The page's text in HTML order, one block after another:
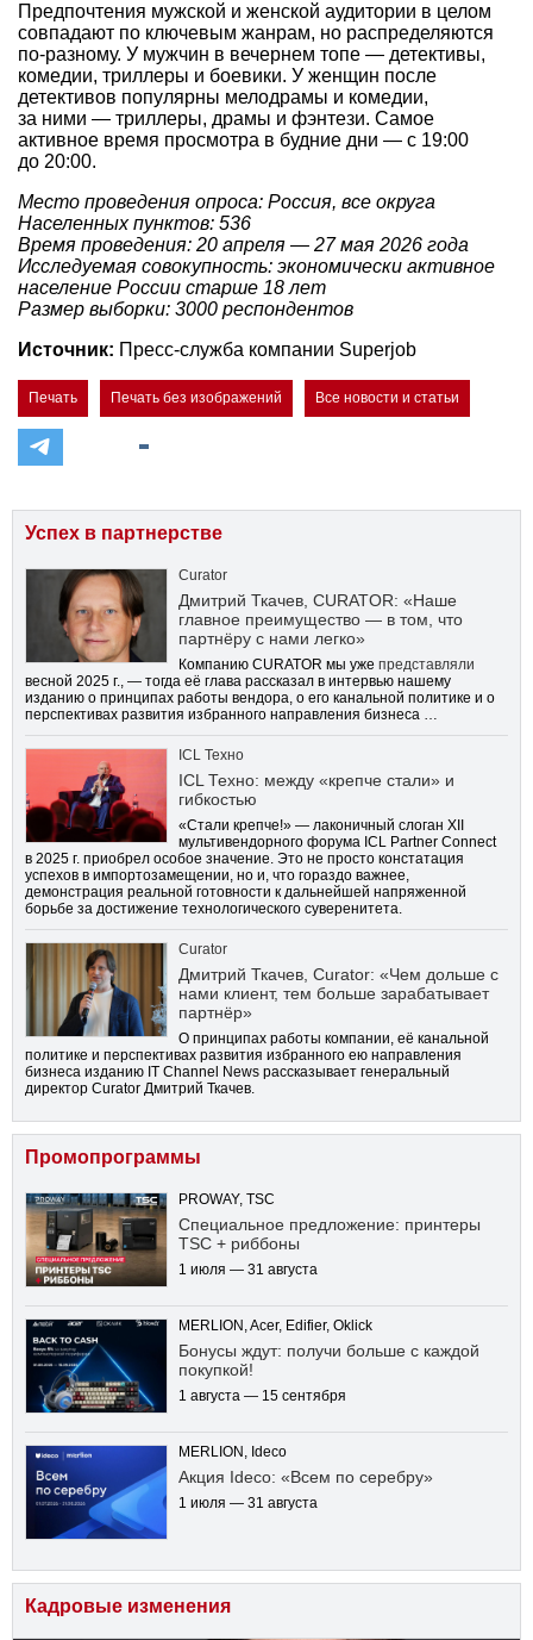
Предпочтения мужской и женской аудитории в целом
совпадают по ключевым жанрам, но распределяются
по-разному. У мужчин в вечернем топе — детективы,
комедии, триллеры и боевики. У женщин после
детективов популярны мелодрамы и комедии,
за ними — триллеры, драмы и фэнтези. Самое
активное время просмотра в будние дни — с 19:00
до 20:00.
Место проведения опроса: Россия, все округа
Населенных пунктов: 536
Время проведения: 20 апреля — 27 мая 2026 года
Исследуемая совокупность: экономически активное
население России старше 18 лет
Размер выборки: 3000 респондентов
Источник: Пресс-служба компании Superjob
Печать Печать без изображений Все новости и статьи
Успех в партнерстве
Curator
Дмитрий Ткачев, CURATOR: «Наше
главное преимущество — в том, что
партнёру с нами легко»
Компанию CURATOR мы уже представляли
весной 2025 г., — тогда её глава рассказал в интервью нашему
изданию о принципах работы вендора, о его канальной политике и о
перспективах развития избранного направления бизнеса …
ICL Техно
ICL Техно: между «крепче стали» и
гибкостью
«Стали крепче!» — лаконичный слоган XII
мультивендорного форума ICL Partner Connect
в 2025 г. приобрел особое значение. Это не просто констатация
успехов в импортозамещении, но и, что гораздо важнее,
демонстрация реальной готовности к дальнейшей напряженной
борьбе за достижение технологического суверенитета.
Curator
Дмитрий Ткачев, Curator: «Чем дольше с
нами клиент, тем больше зарабатывает
партнёр»
О принципах работы компании, её канальной
политике и перспективах развития избранного ею направления
бизнеса изданию IT Channel News рассказывает генеральный
директор Curator Дмитрий Ткачев.
Промопрограммы
PROWAY, TSC
Специальное предложение: принтеры
TSC + риббоны
1 июля — 31 августа
MERLION, Acer, Edifier, Oklick
Бонусы ждут: получи больше с каждой
покупкой!
1 августа — 15 сентября
MERLION, Ideco
Акция Ideco: «Всем по серебру»
1 июля — 31 августа
Кадровые изменения